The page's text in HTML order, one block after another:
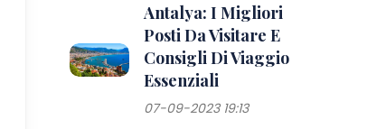
Antalya: I Migliori
Posti Da Visitare E
Consigli Di Viaggio
Essenziali
07-09-2023 19:13